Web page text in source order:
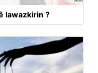
lawazkirin ?